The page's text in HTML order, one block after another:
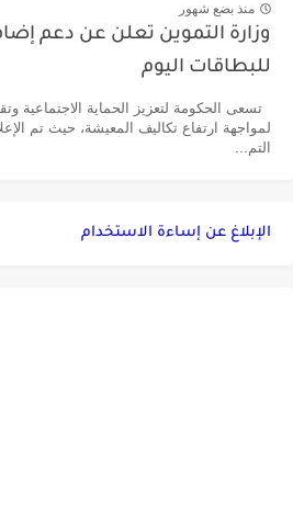
منذ بضع شهور
للبطاقات اليوم
تسعى الحكومة لتعزيز الحماية الاجتماعية
لمواجهة ارتفاع تكاليف المعيشة، حيث تم
التم...
الإبلاغ عن إساءة الاستخدام